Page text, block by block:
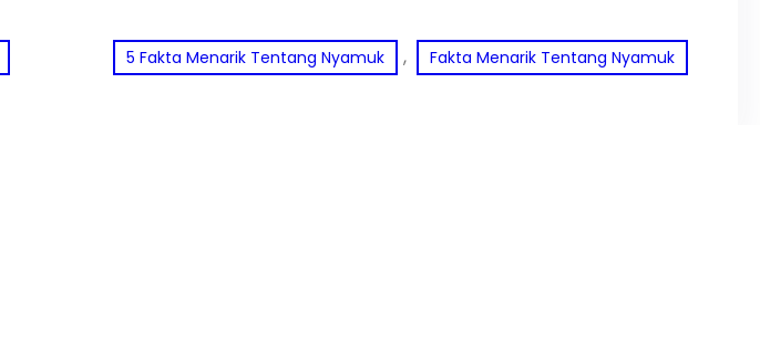
5 Fakta Menarik Tentang Nyamuk , Fakta Menarik Tentang Nyamuk